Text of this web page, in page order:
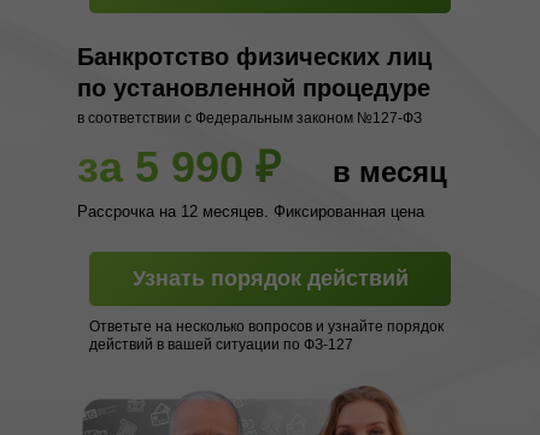
в соответствии с Федеральным законом №127-ФЗ
Банкротство физических лиц
по установленной процедуре
Узнать порядок действий
Ответьте на несколько вопросов и узнайте порядок
действий в вашей ситуации по ФЗ-127
за 5 990 ₽ в месяц
Рассрочка на 12 месяцев. Фиксированная цена